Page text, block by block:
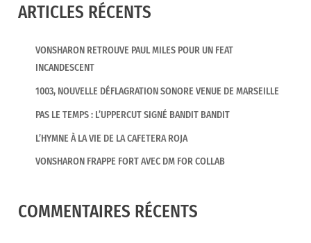
ARTICLES RÉCENTS
VONSHARON RETROUVE PAUL MILES POUR UN FEAT
INCANDESCENT
1003, NOUVELLE DÉFLAGRATION SONORE VENUE DE MARSEILLE
PAS LE TEMPS : L’UPPERCUT SIGNÉ BANDIT BANDIT
L’HYMNE À LA VIE DE LA CAFETERA ROJA
VONSHARON FRAPPE FORT AVEC DM FOR COLLAB
COMMENTAIRES RÉCENTS